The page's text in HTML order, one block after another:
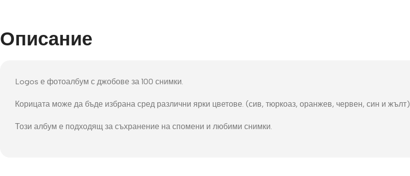
Описание
Logos е фотоалбум с джобове за 100 снимки.
Корицата може да бъде избрана сред различни ярки цветове. (сив, тюркоаз, оранжев, червен, син и жълт)
Този албум е подходящ за съхранение на спомени и любими снимки.